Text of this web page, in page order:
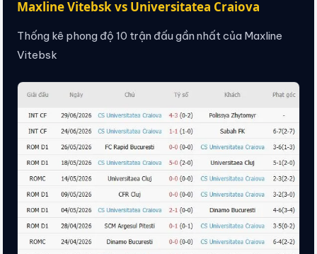
Maxline Vitebsk vs Universitatea Craiova
Thống kê phong độ 10 trận đấu gần nhất của Maxline
Vitebsk